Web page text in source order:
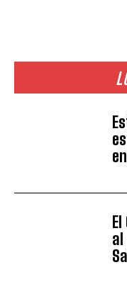
al